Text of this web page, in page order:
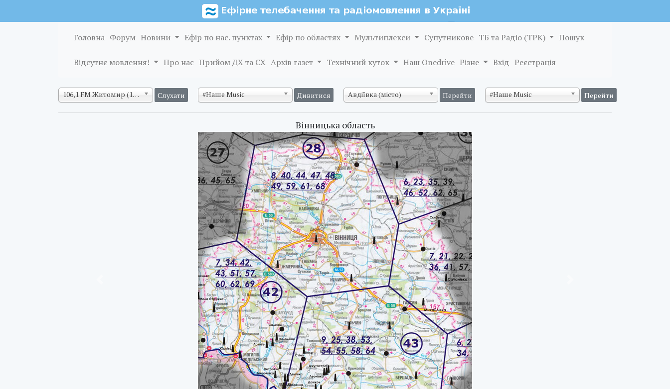
Головна Форум Новини Ефір по нас. пунктах Ефір по областях Мультиплекси Супутникове ТБ та Радіо (ТРК) Пошук
Відсутнє мовлення! Про нас Прийом ДХ та СХ Архів газет Технічний куток Наш Onedrive Різне Вхід Реєстрація
106,1 FM Житомир (128 кб/с) #Наше Music Авдіївка (місто) #Наше Music
Вінницька область